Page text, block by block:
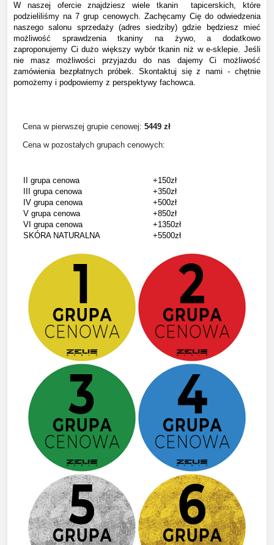
W naszej ofercie znajdziesz wiele tkanin tapicerskich, które
podzieliliśmy na 7 grup cenowych. Zachęcamy Cię do odwiedzenia
naszego salonu sprzedaży (adres siedziby) gdzie będziesz mieć
możliwość sprawdzenia tkaniny na żywo, a dodatkowo
zaproponujemy Ci dużo większy wybór tkanin niż w e-sklepie. Jeśli
nie masz możliwości przyjazdu do nas dajemy Ci możliwość
zamówienia bezpłatnych próbek. Skontaktuj się z nami - chętnie
pomożemy i podpowiemy z perspektywy fachowca.
Cena w pierwszej grupie cenowej: 5449 zł
Cena w pozostałych grupach cenowych:
II grupa cenowa
+150zł
III grupa cenowa
+350zł
IV grupa cenowa
+500zł
V grupa cenowa
+850zł
VI grupa cenowa
+1350zł
SKÓRA NATURALNA
+5500zł